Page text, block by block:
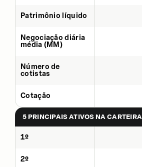
Patrimônio líquido
Negociação diária
média (MM)
Número de
cotistas
Cotação
5 PRINCIPAIS ATIVOS NA CARTEIRA
1º
2º